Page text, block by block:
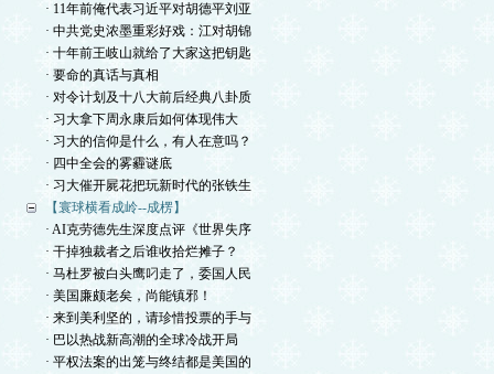
· 11年前俺代表习近平对胡德平刘亚
· 中共党史浓墨重彩好戏：江对胡锦
· 十年前王岐山就给了大家这把钥匙
· 要命的真话与真相
· 对令计划及十八大前后经典八卦质
· 习大拿下周永康后如何体现伟大
· 习大的信仰是什么，有人在意吗？
· 四中全会的雾霾谜底
· 习大催开屍花把玩新时代的张铁生
【寰球横看成岭--成楞】
· AI克劳德先生深度点评《世界失序
· 干掉独裁者之后谁收拾烂摊子？
· 马杜罗被白头鹰叼走了，委国人民
· 美国廉颇老矣，尚能镇邪！
· 来到美利坚的，请珍惜投票的手与
· 巴以热战新高潮的全球冷战开局
· 平权法案的出笼与终结都是美国的